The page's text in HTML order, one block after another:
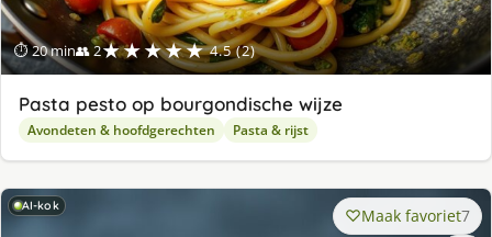
⏱ 20 min👥 2★★★★★ 4.5 (2)
Pasta pesto op bourgondische wijze
Avondeten & hoofdgerechten Pasta & rijst
AI-kok Maak favoriet7